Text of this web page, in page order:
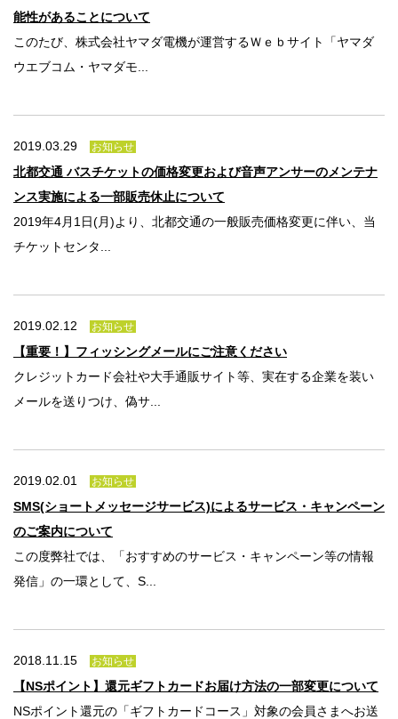
能性があることについて
このたび、株式会社ヤマダ電機が運営するＷｅｂサイト「ヤマダ
ウエブコム・ヤマダモ...
2019.03.29 お知らせ
北都交通 バスチケットの価格変更および音声アンサーのメンテナ
ンス実施による一部販売休止について
2019年4月1日(月)より、北都交通の一般販売価格変更に伴い、当
チケットセンタ...
2019.02.12 お知らせ
【重要！】フィッシングメールにご注意ください
クレジットカード会社や大手通販サイト等、実在する企業を装い
メールを送りつけ、偽サ...
2019.02.01 お知らせ
SMS(ショートメッセージサービス)によるサービス・キャンペーン
のご案内について
この度弊社では、「おすすめのサービス・キャンペーン等の情報
発信」の一環として、S...
2018.11.15 お知らせ
【NSポイント】還元ギフトカードお届け方法の一部変更について
NSポイント還元の「ギフトカードコース」対象の会員さまへお送